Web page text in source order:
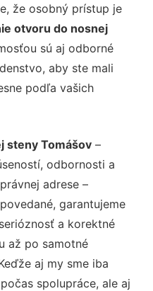
že osobný prístup je
otvoru do nosnej
sú aj odborné
aby ste mali
podľa vašich
steny Tomášov –
odbornosti a
adrese –
garantujeme
a korektné
až po samotné
aj my sme iba
spolupráce, ale aj